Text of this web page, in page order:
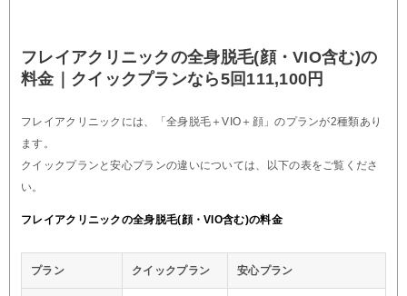
フレイアクリニックの全身脱毛(顔・VIO含む)の
料金｜クイックプランなら5回111,100円
フレイアクリニックには、「全身脱毛＋VIO＋顔」のプランが2種類あり
ます。
クイックプランと安心プランの違いについては、以下の表をご覧くださ
い。
フレイアクリニックの全身脱毛(顔・VIO含む)の料金
プラン クイックプラン 安心プラン